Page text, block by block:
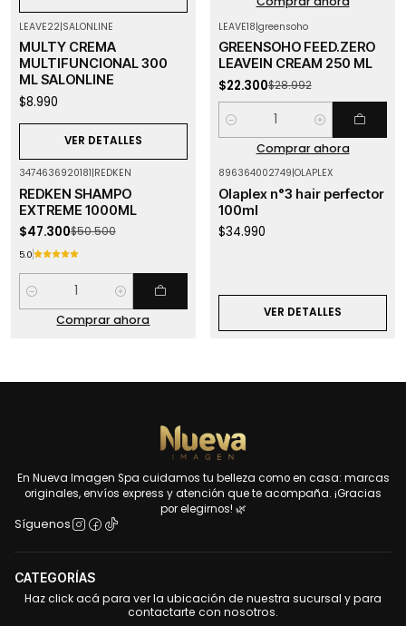
LEAVE22|SALONLINE
MULTY CREMA
MULTIFUNCIONAL 300
ML SALONLINE
$8.990
VER DETALLES
OFF
LEAVE18|greensoho
GREENSOHO FEED.ZERO
LEAVEIN CREAM 250 ML
$22.300$28.992
Cantidad
Comprar ahora
3474636920181|REDKEN
REDKEN SHAMPO
EXTREME 1000ML
$47.300$50.500
5.0
Cantidad
Comprar ahora
896364002749|OLAPLEX
Olaplex n°3 hair perfector
100ml
$34.990
VER DETALLES
En Nueva Imagen Spa cuidamos tu belleza como en casa: marcas
originales, envíos express y atención que te acompaña. ¡Gracias
por elegirnos! 🌿
Síguenos
CATEGORÍAS
Haz click acá para ver la ubicación de nuestra sucursal y para
contactarte con nosotros.